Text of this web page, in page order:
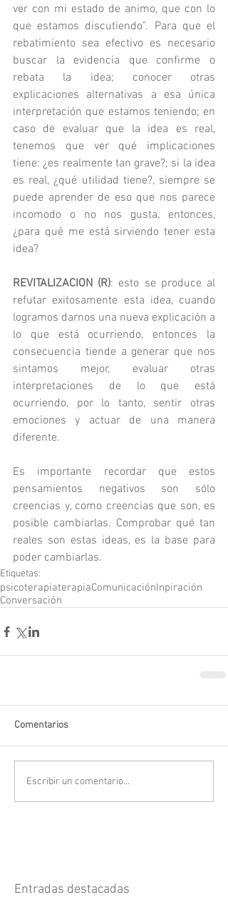
ver con mi estado de animo, que con lo
que estamos discutiendo”. Para que el
rebatimiento sea efectivo es necesario
buscar la evidencia que confirme o
rebata la idea; conocer otras
explicaciones alternativas a esa única
interpretación que estamos teniendo; en
caso de evaluar que la idea es real,
tenemos que ver qué implicaciones
tiene: ¿es realmente tan grave?; si la idea
es real, ¿qué utilidad tiene?, siempre se
puede aprender de eso que nos parece
incomodo o no nos gusta, entonces,
¿para qué me está sirviendo tener esta
idea?
REVITALIZACION (R): esto se produce al
refutar exitosamente esta idea, cuando
logramos darnos una nueva explicación a
lo que está ocurriendo, entonces la
consecuencia tiende a generar que nos
sintamos mejor, evaluar otras
interpretaciones de lo que está
ocurriendo, por lo tanto, sentir otras
emociones y actuar de una manera
diferente.
Es importante recordar que estos
pensamientos negativos son sólo
creencias y, como creencias que son, es
posible cambiarlas. Comprobar qué tan
reales son estas ideas, es la base para
poder cambiarlas.
Etiquetas:
psicoterapiaterapiaComunicaciónInpiración
Conversación
Comentarios
Escribir un comentario...
Entradas destacadas